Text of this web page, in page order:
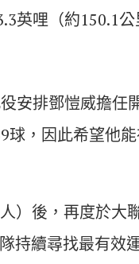
英哩（約150.1公
安排鄧愷威擔任
球，因此希望他
）後，再度於大
持續尋找最有效